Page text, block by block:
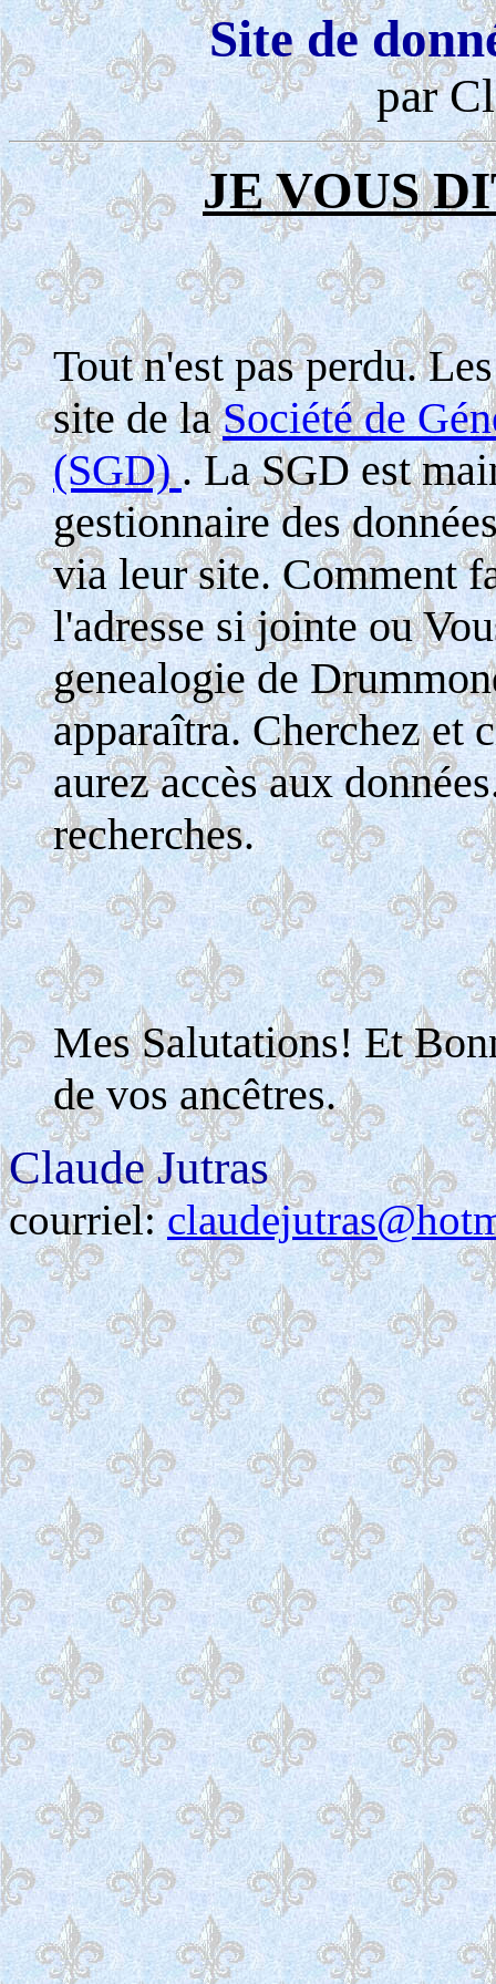
Site de
par
JE VOUS
Tout n'est pas perdu.
site de laSociété de
(SGD). La SGD est
gestionnaire des
via leur site. Comment
l'adresse si jointe ou
genealogie de
apparaîtra. Cherchez et
aurez accès aux
recherches.
Mes Salutations! Et
de vos ancêtres.
Claude Jutras
courriel: